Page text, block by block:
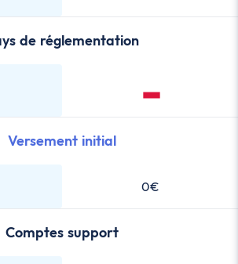
de réglementation
Versement initial
0€
Comptes support